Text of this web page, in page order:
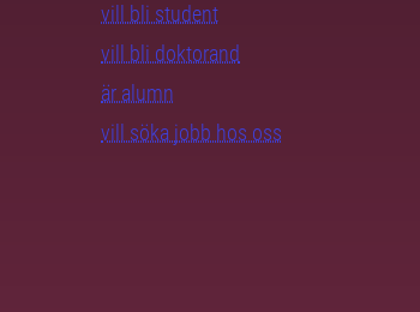
vill bli student
vill bli doktorand
är alumn
vill söka jobb hos oss